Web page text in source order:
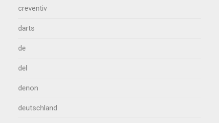
creventiv
darts
de
del
denon
deutschland